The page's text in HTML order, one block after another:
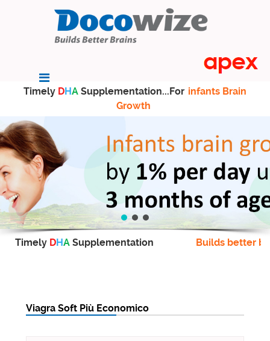
Timely DHA Supplementation...For infants Brain
Growth
Timely DHA Supplementation Builds better
Viagra Soft Più Economico